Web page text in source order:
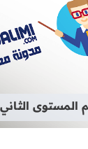
قراءة
المستوى